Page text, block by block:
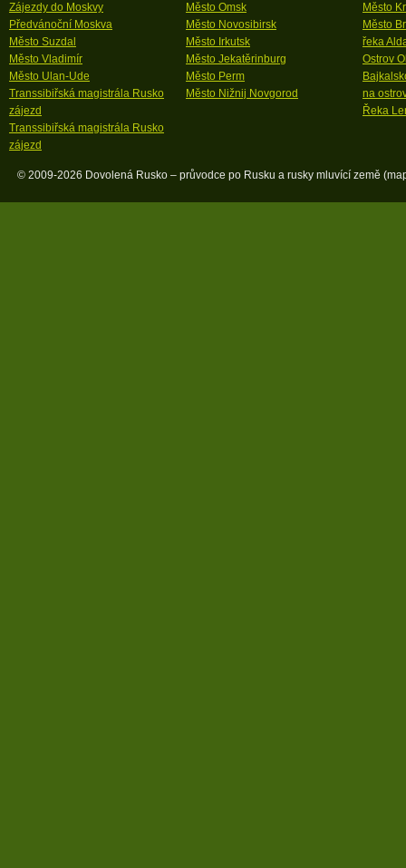
Zájezdy do Moskvy
Předvánoční Moskva
Město Suzdal
Město Vladimír
Město Ulan-Ude
Transsibiřská magistrála Rusko
zájezd
Transsibiřská magistrála Rusko
zájezd
Město Omsk
Město Novosibirsk
Město Irkutsk
Město Jekatěrinburg
Město Perm
Město Nižnij Novgorod
Město
Město
řeka
Ostrov
na
Řeka
© 2009-2026 Dovolená Rusko – průvodce po Rusku a rusky mluvící země (